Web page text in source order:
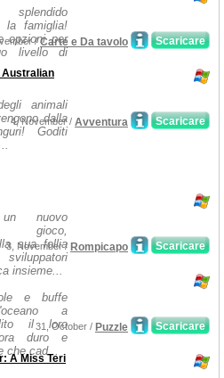
splendido
la famiglia!
opzioni per
livello di
Scaricare
/Carte e Da tavolo
Australian
animali
dalla
Goditi
Scaricare
4, November / Avventura
nuovo
gioco,
sua follia
insieme...
Scaricare
3, November / Rompicapo
e buffe
a
il loro
duro e
che cad...
Scaricare
31, October / Puzzle
A Miss Teri